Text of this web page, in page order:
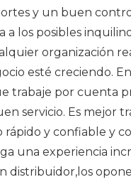
y un buen
los posibles
organización
esté creciendo.
trabaje por cuenta
servicio. Es mejor
y confiable y
una experiencia
distribuidor,los